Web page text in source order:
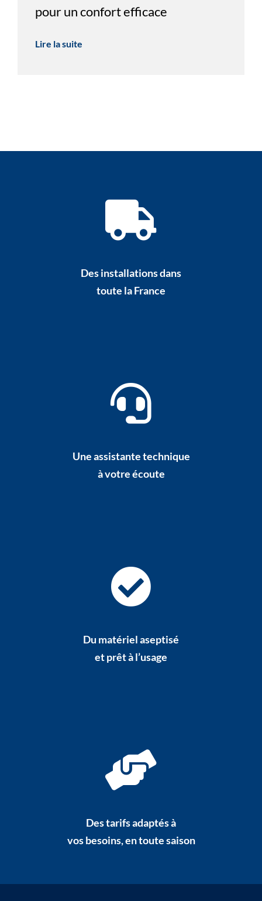
pour un confort efficace
Lire la suite
Des installations dans
toute la France
Une assistante technique
à votre écoute
Du matériel aseptisé
et prêt à l’usage
Des tarifs adaptés à
vos besoins, en toute saison